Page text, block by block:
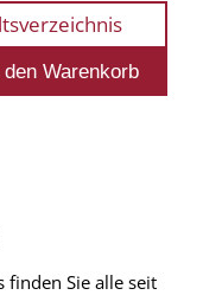
finden Sie alle seit